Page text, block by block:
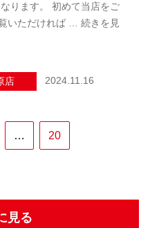
ります。 初めて当店をご
いただければ … 続きを見
店 2024.11.16
… 20
見る